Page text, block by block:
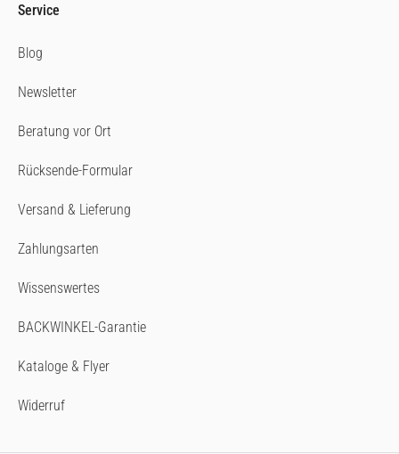
Service
Blog
Newsletter
Beratung vor Ort
Rücksende-Formular
Versand & Lieferung
Zahlungsarten
Wissenswertes
BACKWINKEL-Garantie
Kataloge & Flyer
Widerruf